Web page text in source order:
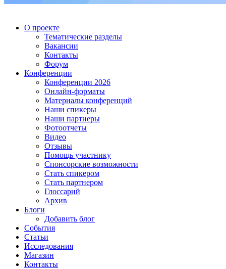
О проекте
Тематические разделы
Вакансии
Контакты
Форум
Конференции
Конференции 2026
Онлайн-форматы
Материалы конференций
Наши спикеры
Наши партнеры
Фотоотчеты
Видео
Отзывы
Помощь участнику
Спонсорские возможности
Стать спикером
Стать партнером
Глоссарий
Архив
Блоги
Добавить блог
События
Статьи
Исследования
Магазин
Контакты